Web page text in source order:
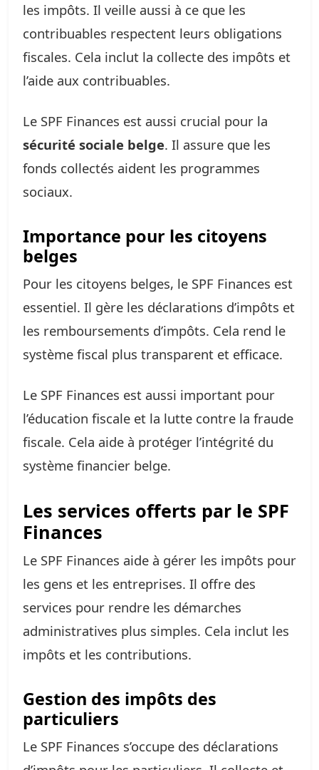
les impôts. Il veille aussi à ce que les
contribuables respectent leurs obligations
fiscales. Cela inclut la collecte des impôts et
l’aide aux contribuables.
Le SPF Finances est aussi crucial pour la
sécurité sociale belge. Il assure que les
fonds collectés aident les programmes
sociaux.
Importance pour les citoyens
belges
Pour les citoyens belges, le SPF Finances est
essentiel. Il gère les déclarations d’impôts et
les remboursements d’impôts. Cela rend le
système fiscal plus transparent et efficace.
Le SPF Finances est aussi important pour
l’éducation fiscale et la lutte contre la fraude
fiscale. Cela aide à protéger l’intégrité du
système financier belge.
Les services offerts par le SPF
Finances
Le SPF Finances aide à gérer les impôts pour
les gens et les entreprises. Il offre des
services pour rendre les démarches
administratives plus simples. Cela inclut les
impôts et les contributions.
Gestion des impôts des
particuliers
Le SPF Finances s’occupe des déclarations